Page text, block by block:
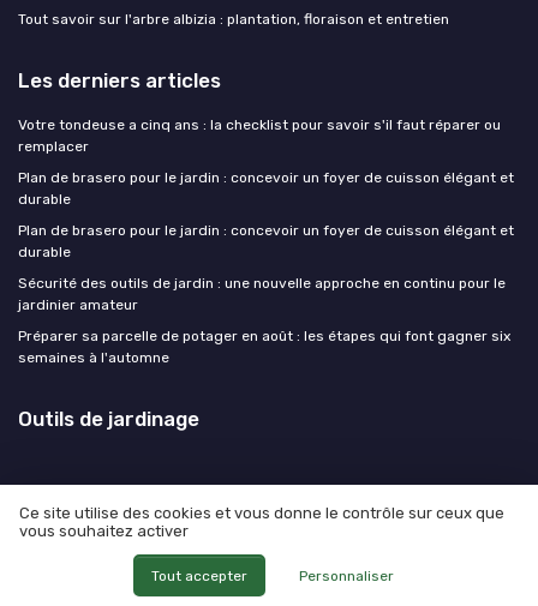
Tout savoir sur l'arbre albizia : plantation, floraison et entretien
Les derniers articles
Votre tondeuse a cinq ans : la checklist pour savoir s'il faut réparer ou
remplacer
Plan de brasero pour le jardin : concevoir un foyer de cuisson élégant et
durable
Plan de brasero pour le jardin : concevoir un foyer de cuisson élégant et
durable
Sécurité des outils de jardin : une nouvelle approche en continu pour le
jardinier amateur
Préparer sa parcelle de potager en août : les étapes qui font gagner six
semaines à l'automne
Outils de jardinage
Mentions légales
© Outils de jardinage 2026
Ce site utilise des cookies et vous donne le contrôle sur ceux que
vous souhaitez activer
Tout accepter Personnaliser